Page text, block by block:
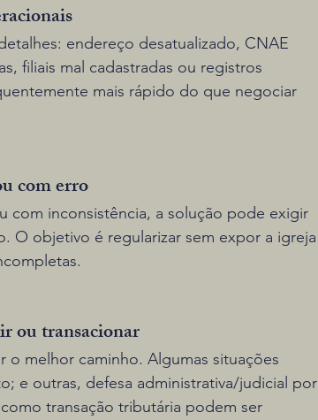
endereço desatualizado, CNAE
filiais mal cadastradas ou registros
mais rápido do que negociar
com erro
com inconsistência, a solução pode exigir
O objetivo é regularizar sem expor a igreja
ou transacionar
melhor caminho. Algumas situações
e outras, defesa administrativa/judicial por
transação tributária podem ser